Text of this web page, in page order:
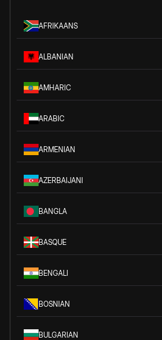
AFRIKAANS
ALBANIAN
AMHARIC
ARABIC
ARMENIAN
AZERBAIJANI
BANGLA
BASQUE
BENGALI
BOSNIAN
BULGARIAN